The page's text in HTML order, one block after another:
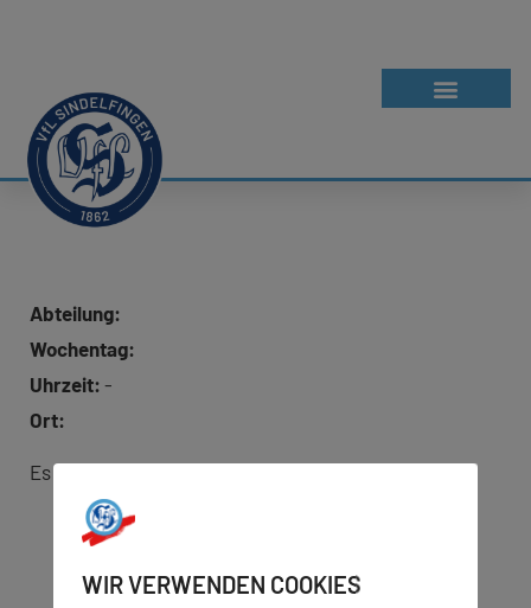
Abteilung:
Wochentag:
Uhrzeit: -
Ort:
Es wurde keine Adresse für Google Maps hinterlegt
WIR VERWENDEN COOKIES